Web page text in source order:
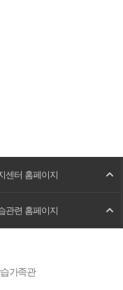
센터 홈페이지
관련 홈페이지
가족관